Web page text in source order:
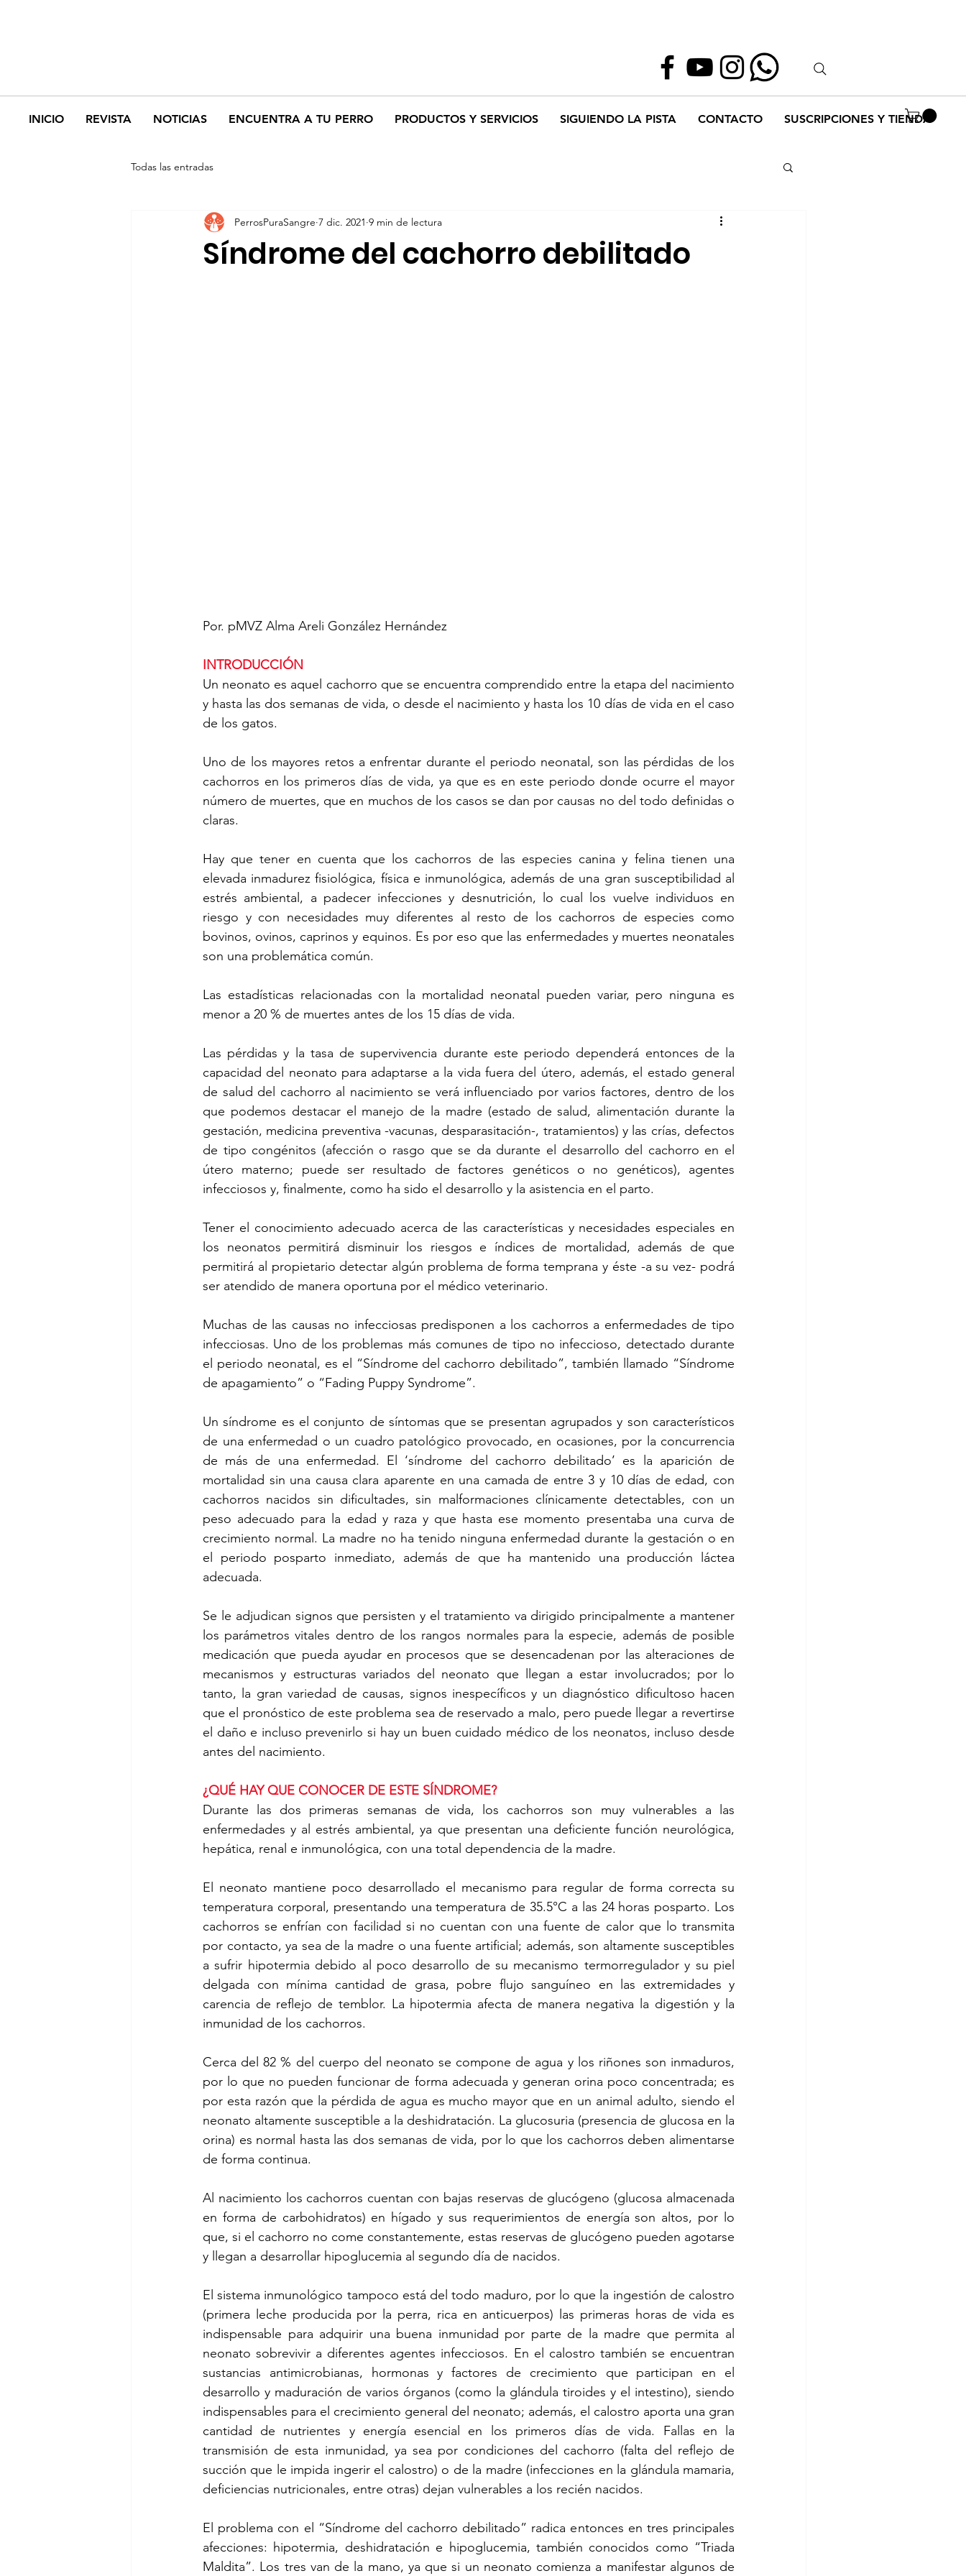
INICIO REVISTA NOTICIAS ENCUENTRA A TU PERRO PRODUCTOS Y SERVICIOS SIGUIENDO LA PISTA CONTACTO SUSCRIPCIONES Y TIENDA
Todas las entradas
Síndrome del cachorro debilitado
PerrosPuraSangre 7 dic. 2021 9 min de lectura
Por. pMVZ Alma Areli González Hernández
INTRODUCCIÓN
Un neonato es aquel cachorro que se encuentra comprendido entre la etapa del nacimiento
y hasta las dos semanas de vida, o desde el nacimiento y hasta los 10 días de vida en el caso
de los gatos.
Uno de los mayores retos a enfrentar durante el periodo neonatal, son las pérdidas de los
cachorros en los primeros días de vida, ya que es en este periodo donde ocurre el mayor
número de muertes, que en muchos de los casos se dan por causas no del todo definidas o
claras.
Hay que tener en cuenta que los cachorros de las especies canina y felina tienen una
elevada inmadurez fisiológica, física e inmunológica, además de una gran susceptibilidad al
estrés ambiental, a padecer infecciones y desnutrición, lo cual los vuelve individuos en
riesgo y con necesidades muy diferentes al resto de los cachorros de especies como
bovinos, ovinos, caprinos y equinos. Es por eso que las enfermedades y muertes neonatales
son una problemática común.
Las estadísticas relacionadas con la mortalidad neonatal pueden variar, pero ninguna es
menor a 20 % de muertes antes de los 15 días de vida.
Las pérdidas y la tasa de supervivencia durante este periodo dependerá entonces de la
capacidad del neonato para adaptarse a la vida fuera del útero, además, el estado general
de salud del cachorro al nacimiento se verá influenciado por varios factores, dentro de los
que podemos destacar el manejo de la madre (estado de salud, alimentación durante la
gestación, medicina preventiva -vacunas, desparasitación-, tratamientos) y las crías, defectos
de tipo congénitos (afección o rasgo que se da durante el desarrollo del cachorro en el
útero materno; puede ser resultado de factores genéticos o no genéticos), agentes
infecciosos y, finalmente, como ha sido el desarrollo y la asistencia en el parto.
Tener el conocimiento adecuado acerca de las características y necesidades especiales en
los neonatos permitirá disminuir los riesgos e índices de mortalidad, además de que
permitirá al propietario detectar algún problema de forma temprana y éste -a su vez- podrá
ser atendido de manera oportuna por el médico veterinario.
Muchas de las causas no infecciosas predisponen a los cachorros a enfermedades de tipo
infecciosas. Uno de los problemas más comunes de tipo no infeccioso, detectado durante
el periodo neonatal, es el “Síndrome del cachorro debilitado”, también llamado “Síndrome
de apagamiento” o “Fading Puppy Syndrome”.
Un síndrome es el conjunto de síntomas que se presentan agrupados y son característicos
de una enfermedad o un cuadro patológico provocado, en ocasiones, por la concurrencia
de más de una enfermedad. El ‘síndrome del cachorro debilitado’ es la aparición de
mortalidad sin una causa clara aparente en una camada de entre 3 y 10 días de edad, con
cachorros nacidos sin dificultades, sin malformaciones clínicamente detectables, con un
peso adecuado para la edad y raza y que hasta ese momento presentaba una curva de
crecimiento normal. La madre no ha tenido ninguna enfermedad durante la gestación o en
el periodo posparto inmediato, además de que ha mantenido una producción láctea
adecuada.
Se le adjudican signos que persisten y el tratamiento va dirigido principalmente a mantener
los parámetros vitales dentro de los rangos normales para la especie, además de posible
medicación que pueda ayudar en procesos que se desencadenan por las alteraciones de
mecanismos y estructuras variados del neonato que llegan a estar involucrados; por lo
tanto, la gran variedad de causas, signos inespecíficos y un diagnóstico dificultoso hacen
que el pronóstico de este problema sea de reservado a malo, pero puede llegar a revertirse
el daño e incluso prevenirlo si hay un buen cuidado médico de los neonatos, incluso desde
antes del nacimiento.
¿QUÉ HAY QUE CONOCER DE ESTE SÍNDROME?
Durante las dos primeras semanas de vida, los cachorros son muy vulnerables a las
enfermedades y al estrés ambiental, ya que presentan una deficiente función neurológica,
hepática, renal e inmunológica, con una total dependencia de la madre.
El neonato mantiene poco desarrollado el mecanismo para regular de forma correcta su
temperatura corporal, presentando una temperatura de 35.5°C a las 24 horas posparto. Los
cachorros se enfrían con facilidad si no cuentan con una fuente de calor que lo transmita
por contacto, ya sea de la madre o una fuente artificial; además, son altamente susceptibles
a sufrir hipotermia debido al poco desarrollo de su mecanismo termorregulador y su piel
delgada con mínima cantidad de grasa, pobre flujo sanguíneo en las extremidades y
carencia de reflejo de temblor. La hipotermia afecta de manera negativa la digestión y la
inmunidad de los cachorros.
Cerca del 82 % del cuerpo del neonato se compone de agua y los riñones son inmaduros,
por lo que no pueden funcionar de forma adecuada y generan orina poco concentrada; es
por esta razón que la pérdida de agua es mucho mayor que en un animal adulto, siendo el
neonato altamente susceptible a la deshidratación. La glucosuria (presencia de glucosa en la
orina) es normal hasta las dos semanas de vida, por lo que los cachorros deben alimentarse
de forma continua.
Al nacimiento los cachorros cuentan con bajas reservas de glucógeno (glucosa almacenada
en forma de carbohidratos) en hígado y sus requerimientos de energía son altos, por lo
que, si el cachorro no come constantemente, estas reservas de glucógeno pueden agotarse
y llegan a desarrollar hipoglucemia al segundo día de nacidos.
El sistema inmunológico tampoco está del todo maduro, por lo que la ingestión de calostro
(primera leche producida por la perra, rica en anticuerpos) las primeras horas de vida es
indispensable para adquirir una buena inmunidad por parte de la madre que permita al
neonato sobrevivir a diferentes agentes infecciosos. En el calostro también se encuentran
sustancias antimicrobianas, hormonas y factores de crecimiento que participan en el
desarrollo y maduración de varios órganos (como la glándula tiroides y el intestino), siendo
indispensables para el crecimiento general del neonato; además, el calostro aporta una gran
cantidad de nutrientes y energía esencial en los primeros días de vida. Fallas en la
transmisión de esta inmunidad, ya sea por condiciones del cachorro (falta del reflejo de
succión que le impida ingerir el calostro) o de la madre (infecciones en la glándula mamaria,
deficiencias nutricionales, entre otras) dejan vulnerables a los recién nacidos.
El problema con el “Síndrome del cachorro debilitado” radica entonces en tres principales
afecciones: hipotermia, deshidratación e hipoglucemia, también conocidos como “Triada
Maldita”. Los tres van de la mano, ya que si un neonato comienza a manifestar algunos de